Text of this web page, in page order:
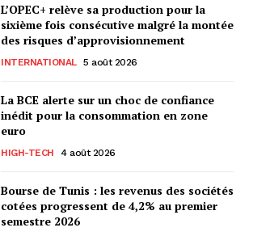
L’OPEC+ relève sa production pour la
sixième fois consécutive malgré la montée
des risques d’approvisionnement
INTERNATIONAL 5 août 2026
La BCE alerte sur un choc de confiance
inédit pour la consommation en zone
euro
HIGH-TECH 4 août 2026
Bourse de Tunis : les revenus des sociétés
cotées progressent de 4,2% au premier
semestre 2026